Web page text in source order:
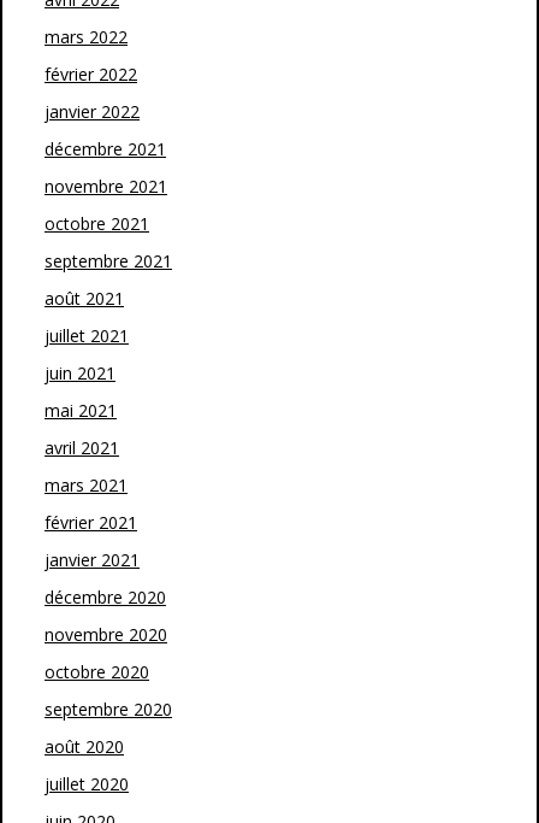
mars 2022
février 2022
janvier 2022
décembre 2021
novembre 2021
octobre 2021
septembre 2021
août 2021
juillet 2021
juin 2021
mai 2021
avril 2021
mars 2021
février 2021
janvier 2021
décembre 2020
novembre 2020
octobre 2020
septembre 2020
août 2020
juillet 2020